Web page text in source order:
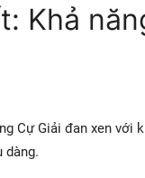
Khả
Cự Giải đan xen với
dàng.